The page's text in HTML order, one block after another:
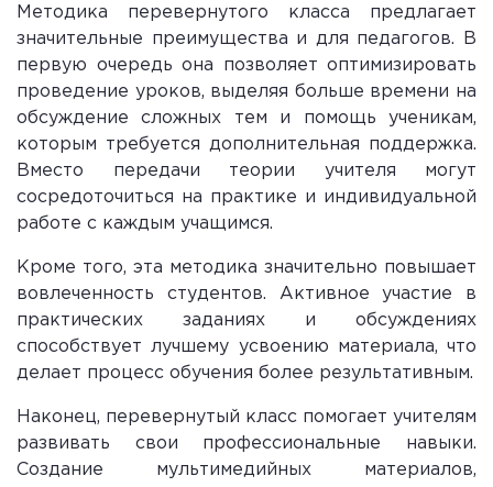
Методика перевернутого класса предлагает
значительные преимущества и для педагогов. В
первую очередь она позволяет оптимизировать
проведение уроков, выделяя больше времени на
обсуждение сложных тем и помощь ученикам,
которым требуется дополнительная поддержка.
Вместо передачи теории учителя могут
сосредоточиться на практике и индивидуальной
работе с каждым учащимся.
Кроме того, эта методика значительно повышает
вовлеченность студентов. Активное участие в
практических заданиях и обсуждениях
способствует лучшему усвоению материала, что
делает процесс обучения более результативным.
Наконец, перевернутый класс помогает учителям
развивать свои профессиональные навыки.
Создание мультимедийных материалов,